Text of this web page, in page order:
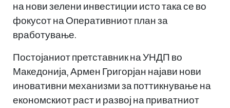
на нови зелени инвестиции исто така се во
фокусот на Оперативниот план за
вработување.
Постојаниот претставник на УНДП во
Македонија, Армен Григорјан најави нови
иновативни механизми за поттикнување на
економскиот раст и развој на приватниот